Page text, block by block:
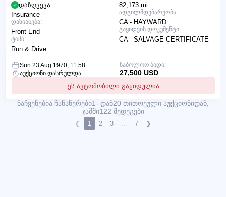
82,173 mi
ადგილმდებარეობა:
CA - HAYWARD
გაყიდვის დოკუმენტი:
CA - SALVAGE CERTIFICATE
დაზღვევა
Insurance
დაზიანება:
Front End
ტიპი:
Run & Drive
Sun 23 Aug 1970, 11:58
აუქციონი დასრულდა
ეს ავტომობილი გაყიდულია
საბოლოო ბიდი:
27,500 USD
ნაჩვენებია ჩანაწერები1- დან20 თითოეული აუქციონიდან,
ჯამში122 შედეგები
❮ 1 2 3 7 ❯